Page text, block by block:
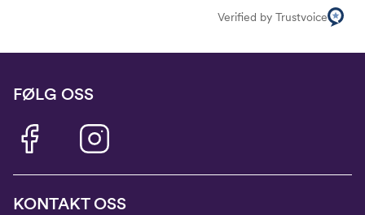
Verified by Trustvoice
FØLG OSS
KONTAKT OSS